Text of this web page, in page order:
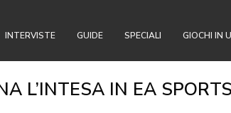
INTERVISTE GUIDE SPECIALI GIOCHI IN
L’INTESA IN EA